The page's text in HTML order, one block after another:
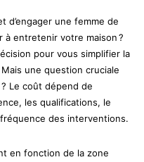
d’engager une femme de
à entretenir votre maison ?
pour vous simplifier la
une question cruciale
Le coût dépend de
les qualifications, le
des interventions.
en fonction de la zone